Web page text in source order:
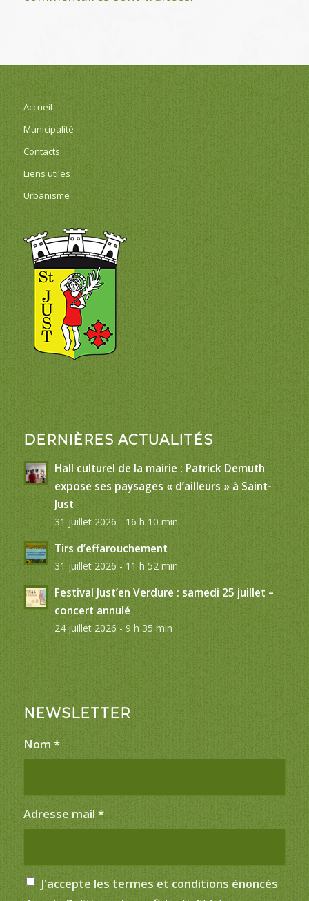
Accueil
Municipalité
Contacts
Liens utiles
Urbanisme
DERNIÈRES ACTUALITÉS
Hall culturel de la mairie : Patrick Demuth
expose ses paysages « d’ailleurs » à Saint-
Just
31 juillet 2026 - 16 h 10 min
Tirs d’effarouchement
31 juillet 2026 - 11 h 52 min
Festival Just’en Verdure : samedi 25 juillet –
concert annulé
24 juillet 2026 - 9 h 35 min
NEWSLETTER
Nom *
Adresse mail *
J'accepte les termes et conditions énoncés